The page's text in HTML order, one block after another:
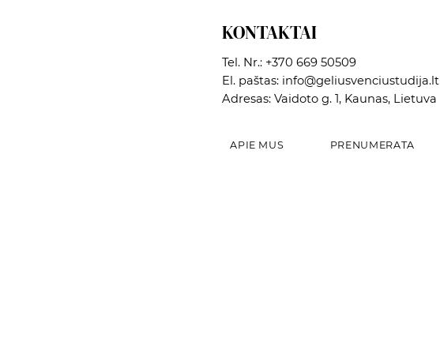
KONTAKTAI
Tel. Nr.: +370 669 50509
El. paštas: info@geliusvenciustudija.lt
Adresas: Vaidoto g. 1, Kaunas, Lietuva
APIE MUS PRENUMERATA